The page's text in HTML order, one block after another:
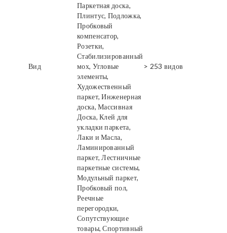
Вид
Паркетная доска,
Плинтус, Подложка,
Пробковый
компенсатор,
Розетки,
Стабилизированный
мох, Угловые
элементы,
Художественный
паркет, Инженерная
доска, Массивная
Доска, Клей для
укладки паркета,
Лаки и Масла,
Ламинированный
паркет, Лестничные
паркетные системы,
Модульный паркет,
Пробковый пол,
Реечные
перегородки,
Сопутствующие
товары, Спортивный
> 253 видов